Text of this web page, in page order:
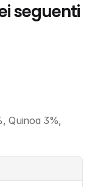
seguenti
Quinoa 3%,